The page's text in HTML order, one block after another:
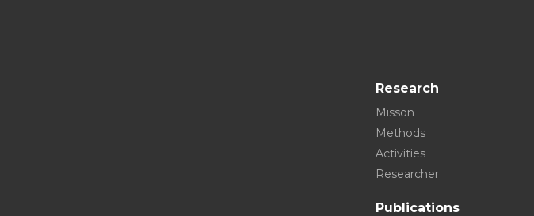
Research
Misson
Methods
Activities
Researcher
Publications